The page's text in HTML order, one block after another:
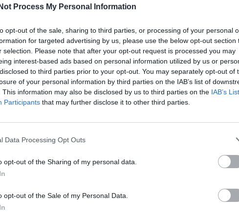
Process My Personal Information
opt-out of the sale, sharing to third parties, or processing of your personal
for targeted advertising by us, please use the below opt-out section
selection. Please note that after your opt-out request is processed you may
interest-based ads based on personal information utilized by us or
to third parties prior to your opt-out. You may separately opt-out of
of your personal information by third parties on the IAB’s list of
This information may also be disclosed by us to third parties on the IAB’s
Participants that may further disclose it to other third parties.
Data Processing Opt Outs
opt-out of the Sharing of my personal data.
opt-out of the Sale of my Personal Data.
estabelecido entre a Câmara
Idanhense.
horários dos jardins de infância e das
mão da Filarmónica Idanhense, em
de Escolas José Silvestre Ribeiro.
de Idanha-a-Nova, Armindo Jacinto, “a
de Cidades Criativas da UNESCO, na área da
de promover uma estratégia de
da música assume um papel de relevo”.
conta com dois professores
qualitativa dos seus quadros e das suas
e no canto, interligando-se com o corpo e o
de reportório, as práticas instrumentais
e a criação são atividades inerentes a esta
30 DE
do
30 DE